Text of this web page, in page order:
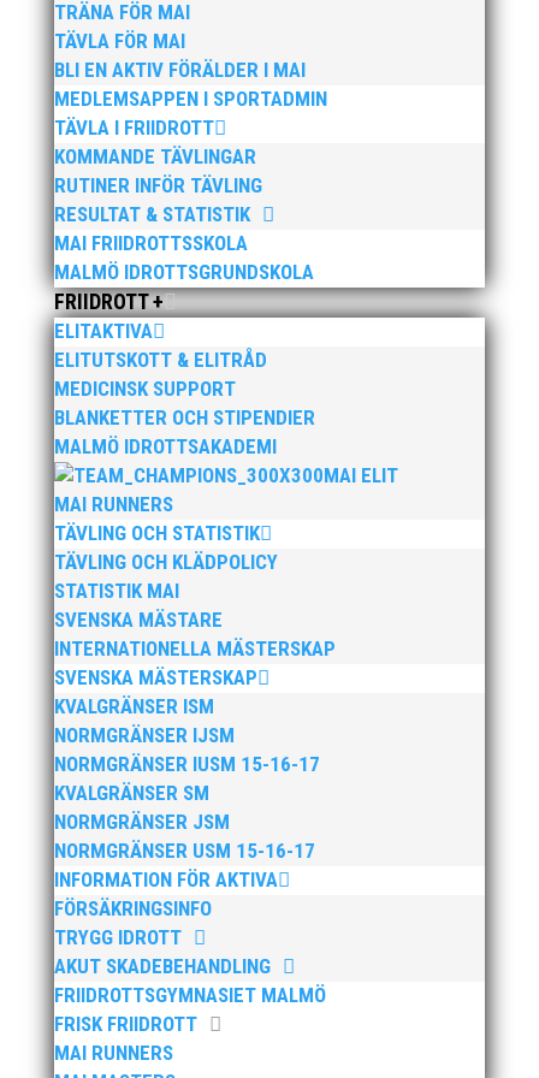
TRÄNA FÖR MAI
TÄVLA FÖR MAI
BLI EN AKTIV FÖRÄLDER I MAI
MEDLEMSAPPEN I SPORTADMIN
TÄVLA I FRIIDROTT
KOMMANDE TÄVLINGAR
RUTINER INFÖR TÄVLING
RESULTAT & STATISTIK
MAI FRIIDROTTSSKOLA
MALMÖ IDROTTSGRUNDSKOLA
FRIIDROTT +
ELITAKTIVA
ELITUTSKOTT & ELITRÅD
MEDICINSK SUPPORT
BLANKETTER OCH STIPENDIER
MALMÖ IDROTTSAKADEMI
MAI ELIT
MAI RUNNERS
TÄVLING OCH STATISTIK
TÄVLING OCH KLÄDPOLICY
STATISTIK MAI
SVENSKA MÄSTARE
INTERNATIONELLA MÄSTERSKAP
SVENSKA MÄSTERSKAP
KVALGRÄNSER ISM
NORMGRÄNSER IJSM
NORMGRÄNSER IUSM 15-16-17
KVALGRÄNSER SM
NORMGRÄNSER JSM
NORMGRÄNSER USM 15-16-17
INFORMATION FÖR AKTIVA
FÖRSÄKRINGSINFO
TRYGG IDROTT
AKUT SKADEBEHANDLING
FRIIDROTTSGYMNASIET MALMÖ
FRISK FRIIDROTT
MAI RUNNERS
Seniortruppen tas ut efter SM som går av stapeln till
helgen. MAI hoppas på flera aktiva i den
laguppställningen oxå!
Publicerat tidigare
Bilder från Stafett-SM 2026. Foto: Thomas
Leandersson Fler bilder från MAI:s Årsmöte 2026
Anders Hallström, 55, blir ny klubbchef i MAI. Han
börjar sin anställning den 13 april. Anders har ett
brett idrottsintresse och har bland annat fungerat
som tränare inom hockeyn i Trelleborg och fotbollen i
Höllviken tidigare. I fortsättningen blir det dock
friidrott...